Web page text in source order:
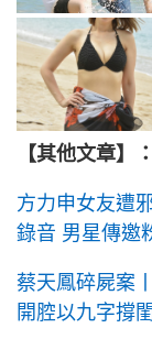
【其他文章】：
方力申女友遭
錄音 男星傳邀
蔡天鳳碎屍案
開腔以九字撐